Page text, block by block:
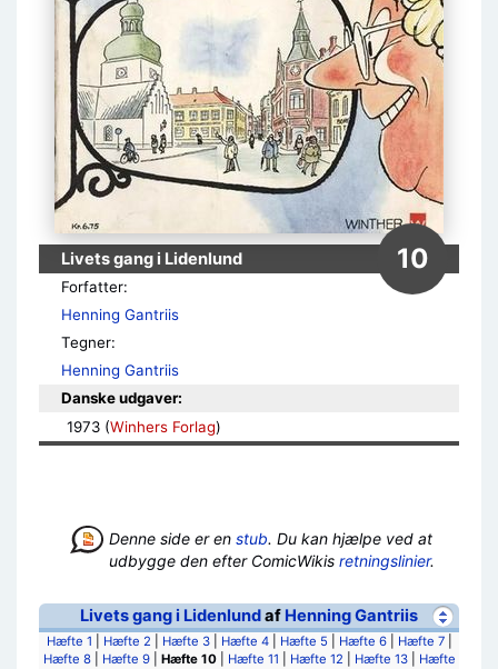
Livets gang i Lidenlund 10
Forfatter:
Henning Gantriis
Tegner:
Henning Gantriis
Danske udgaver:
1973 (Winhers Forlag)
Denne side er en stub. Du kan hjælpe ved at
udbygge den efter ComicWikis retningslinier.
Livets gang i Lidenlundaf Henning Gantriis
Hæfte 1 Hæfte 2 Hæfte 3| Hæfte 4| Hæfte 5 Hæfte 6| Hæfte 7|
Hæfte 8| Hæfte 9| Hæfte 10| Hæfte 11 Hæfte 12 Hæfte 13|
Hæfte